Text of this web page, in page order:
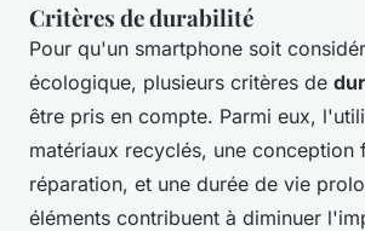
Critères de durabilité
Pour qu'un smartphone soit
écologique, plusieurs critères de
être pris en compte. Parmi eux,
matériaux recyclés, une conception
réparation, et une durée de vie
éléments contribuent à diminuer